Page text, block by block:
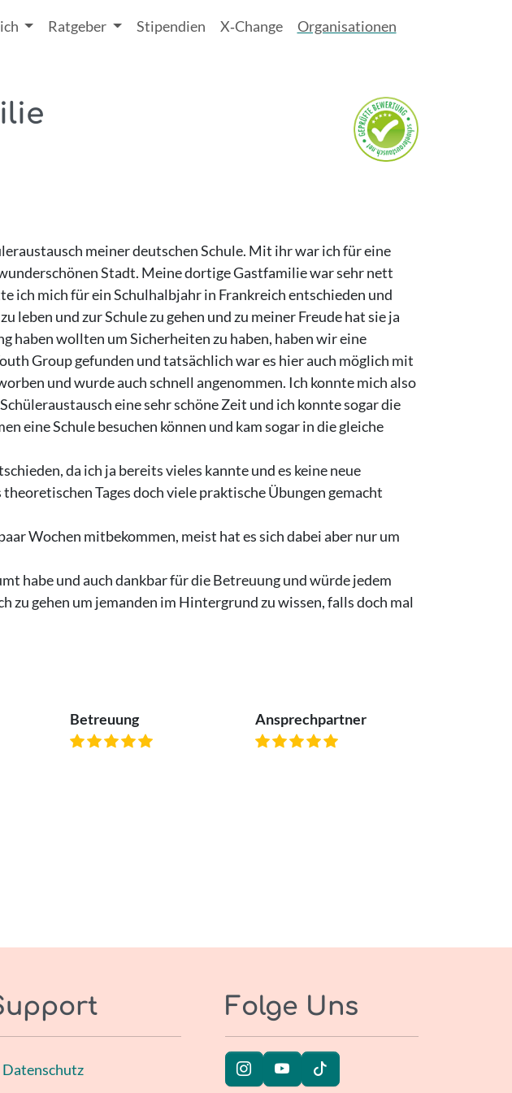
Ratgeber Stipendien X‑Change Organisationen
meiner deutschen Schule. Mit ihr war ich für eine
Stadt. Meine dortige Gastfamilie war sehr nett
ich mich für ein Schulhalbjahr in Frankreich entschieden und
leben und zur Schule zu gehen und zu meiner Freude hat sie ja
haben wollten um Sicherheiten zu haben, haben wir eine
Group gefunden und tatsächlich war es hier auch möglich mit
und wurde auch schnell angenommen. Ich konnte mich also
eine sehr schöne Zeit und ich konnte sogar die
eine Schule besuchen können und kam sogar in die gleiche
da ich ja bereits vieles kannte und es keine neue
Tages doch viele praktische Übungen gemacht
Wochen mitbekommen, meist hat es sich dabei aber nur um
habe und auch dankbar für die Betreuung und würde jedem
gehen um jemanden im Hintergrund zu wissen, falls doch mal
Betreuung Ansprechpartner
Datenschutz
Folge Uns